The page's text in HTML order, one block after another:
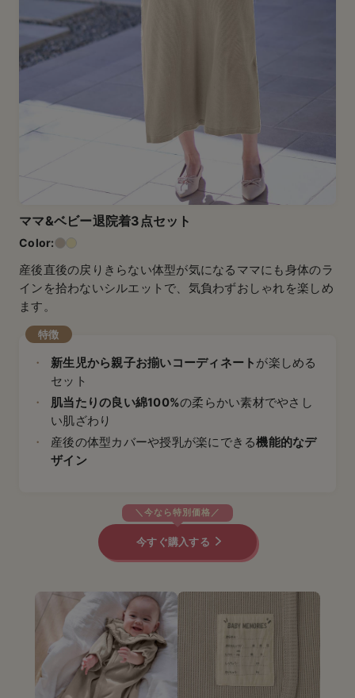
ママ&ベビー退院着3点セット
産後直後の戻りきらない体型が気になるママにも身体のラ
インを拾わないシルエットで、気負わずおしゃれを楽しめ
ます。
特徴
新生児から親子お揃いコーディネート が楽しめる
セット
肌当たりの良い綿100%の柔らかい素材でやさし
い肌ざわり
産後の体型カバーや授乳が楽にできる機能的なデ
ザイン
今すぐ購入する